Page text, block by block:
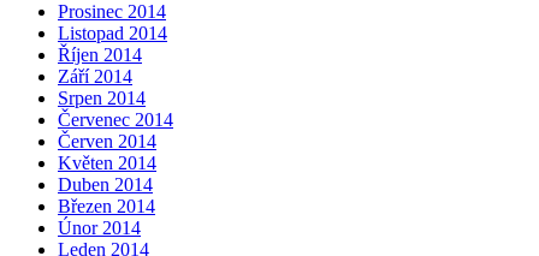
Prosinec 2014
Listopad 2014
Říjen 2014
Září 2014
Srpen 2014
Červenec 2014
Červen 2014
Květen 2014
Duben 2014
Březen 2014
Únor 2014
Leden 2014